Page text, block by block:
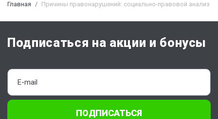
Главная Причины правонарушений: социально-правовой анализ
Подписаться на акции и бонусы
ПОДПИСАТЬСЯ